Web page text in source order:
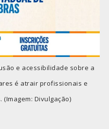
e acessibilidade sobre a
é atrair profissionais e
Divulgação)